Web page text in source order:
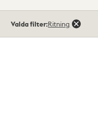
träffar
Valda filter:Ritning